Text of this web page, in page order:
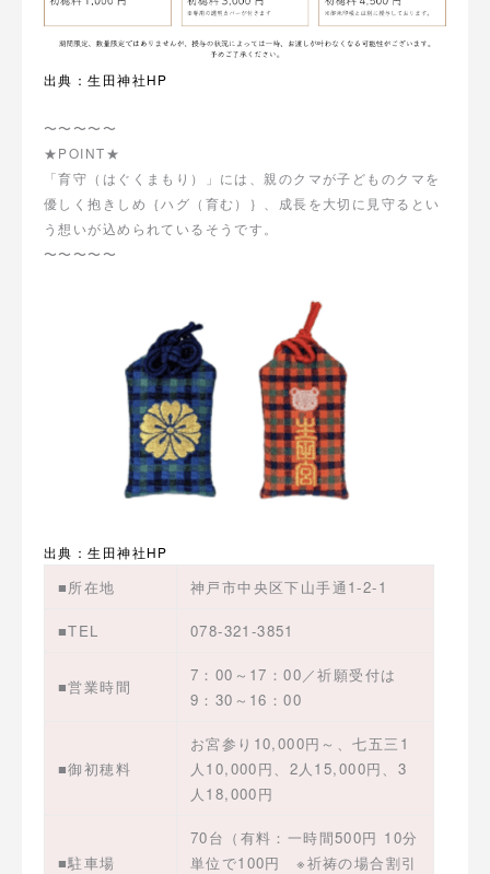
出典：生田神社HP
〜〜〜〜〜
★POINT★
「育守（はぐくまもり）」には、親のクマが子どものクマを
優しく抱きしめ｛ハグ（育む）｝、成長を大切に見守るとい
う想いが込められているそうです。
〜〜〜〜〜
出典：生田神社HP
■所在地 神戸市中央区下山手通1-2-1
■TEL 078-321-3851
■営業時間
7：00～17：00／祈願受付は
9：30～16：00
■御初穂料
お宮参り10,000円～、七五三1
人10,000円、2人15,000円、3
人18,000円
■駐車場
70台（有料：一時間500円 10分
単位で100円 ※祈祷の場合割引